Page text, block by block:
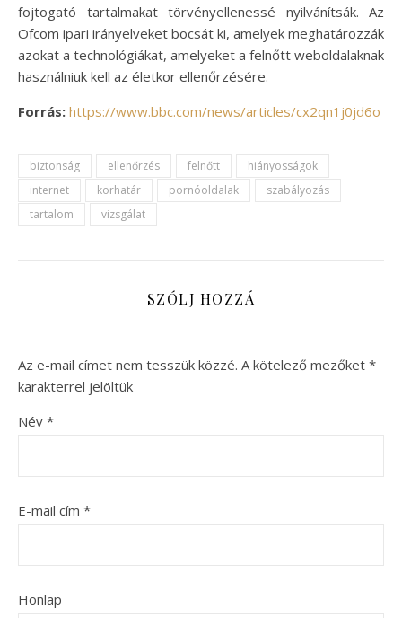
fojtogató tartalmakat törvényellenessé nyilvánítsák. Az
Ofcom ipari irányelveket bocsát ki, amelyek meghatározzák
azokat a technológiákat, amelyeket a felnőtt weboldalaknak
használniuk kell az életkor ellenőrzésére.
Forrás: https://www.bbc.com/news/articles/cx2qn1j0jd6o
biztonság ellenőrzés felnőtt
hiányosságok
internet
korhatár pornóoldalak
szabályozás
tartalom
vizsgálat
SZÓLJ HOZZÁ
Az e-mail címet nem tesszük közzé. A kötelező mezőket *
karakterrel jelöltük
Név *
E-mail cím *
Honlap